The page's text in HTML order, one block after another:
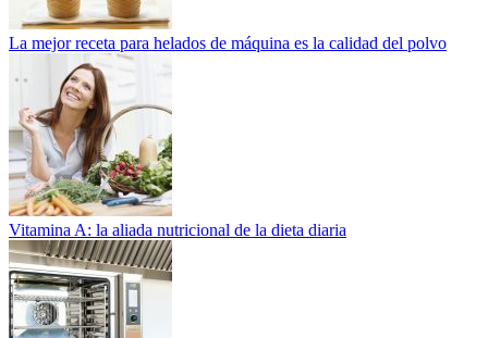
La mejor receta para helados de máquina es la calidad del polvo
Vitamina A: la aliada nutricional de la dieta diaria